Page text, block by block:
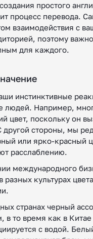
простого
процесс перевода.
взаимодействия с
поэтому
для каждого.
инстинктивные
людей. Например,
цвет, поскольку он
другой стороны, мы
или ярко-красный
расслаблению.
международного
разных культурах
странах черный
в то время как в Китае
с водой.